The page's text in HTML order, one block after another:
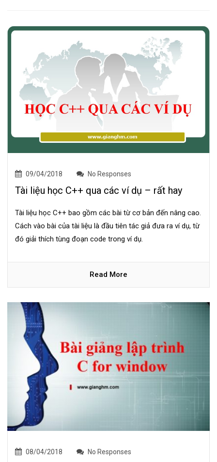
09/04/2018 No Responses
Tài liệu học C++ qua các ví dụ – rất hay
Tài liệu học C++ bao gồm các bài từ cơ bản đến nâng cao.
Cách vào bài của tài liệu là đầu tiên tác giả đưa ra ví dụ, từ
đó giải thích tùng đoạn code trong ví dụ.
Read More
08/04/2018 No Responses